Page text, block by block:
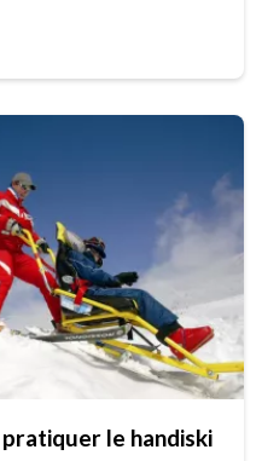
le handiski